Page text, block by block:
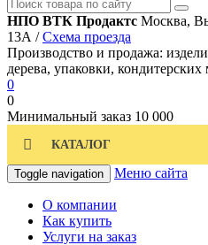
НПО ВТК Продактс Москва,
13А /Схема проезда
Производство и продажа:
дерева, упаковки,
0
0
Минимальный заказ 10 000
КАТАЛОГ
Toggle navigation Меню сайта
О компании
Как купить
Услуги на заказ